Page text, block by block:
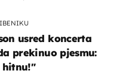
usred koncerta
prekinuo pjesmu:
hitnu!"